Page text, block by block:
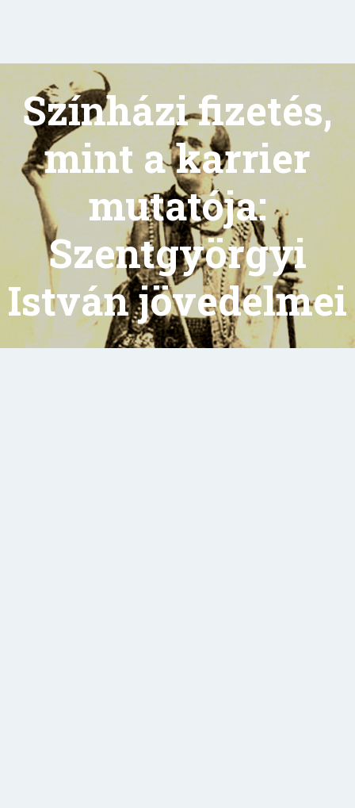
Színházi fizetés,
mint a karrier
mutatója:
Szentgyörgyi
István jövedelmei